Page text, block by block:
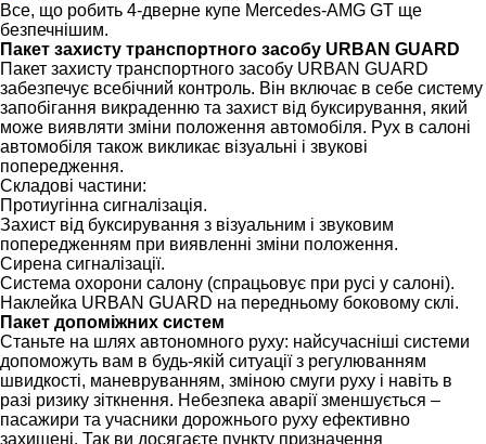
Все, що робить 4-дверне купе Mercedes-AMG GT ще
безпечнішим.
Пакет захисту транспортного засобу URBAN GUARD
Пакет захисту транспортного засобу URBAN GUARD
забезпечує всебічний контроль. Він включає в себе систему
запобігання викраденню та захист від буксирування, який
може виявляти зміни положення автомобіля. Рух в салоні
автомобіля також викликає візуальні і звукові
попередження.
Складові частини:
Протиугінна сигналізація.
Захист від буксирування з візуальним і звуковим
попередженням при виявленні зміни положення.
Сирена сигналізації.
Система охорони салону (спрацьовує при русі у салоні).
Наклейка URBAN GUARD на передньому боковому склі.
Пакет допоміжних систем
Станьте на шлях автономного руху: найсучасніші системи
допоможуть вам в будь-якій ситуації з регулюванням
швидкості, маневруванням, зміною смуги руху і навіть в
разі ризику зіткнення. Небезпека аварії зменшується –
пасажири та учасники дорожнього руху ефективно
захищені. Так ви досягаєте пункту призначення